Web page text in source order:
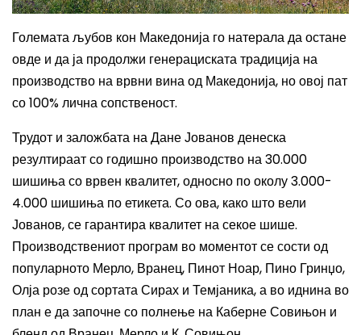
Големата љубов кон Македонија го натералада остане
овде и да ја продолжи генерациската традиција на
производство на врвни вина од Македонија, но овој пат
со100% лична сопственост.
Трудот и заложбата на Дане Јованов денеска
резултираат со годишно производство на 30.000
шишиња со врвен квалитет, односно по околу 3.000-
4.000 шишиња по етикета. Со ова, како што вели
Јованов, се гарантира квалитет на секое шише.
Производствениот програм во моментот се сости од
популарното Мерло, Вранец, Пинот Ноар, Пино Гринџо,
Олја розе од сортата Сирах и Темјаника, а во иднина во
план е да започне со полнење на Каберне Совињон и